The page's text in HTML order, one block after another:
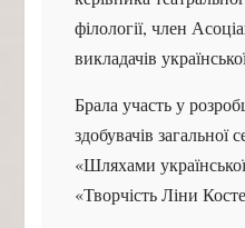
філології, член
викладачів
Брала участь у
здобувачів загальної
«Шляхами
«Творчість Ліни